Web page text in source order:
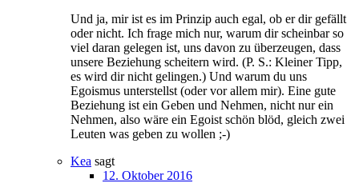
Und ja, mir ist es im Prinzip auch egal, ob er dir gefällt
oder nicht. Ich frage mich nur, warum dir scheinbar so
viel daran gelegen ist, uns davon zu überzeugen, dass
unsere Beziehung scheitern wird. (P. S.: Kleiner Tipp,
es wird dir nicht gelingen.) Und warum du uns
Egoismus unterstellst (oder vor allem mir). Eine gute
Beziehung ist ein Geben und Nehmen, nicht nur ein
Nehmen, also wäre ein Egoist schön blöd, gleich zwei
Leuten was geben zu wollen ;-)
Kea sagt
12. Oktober 2016